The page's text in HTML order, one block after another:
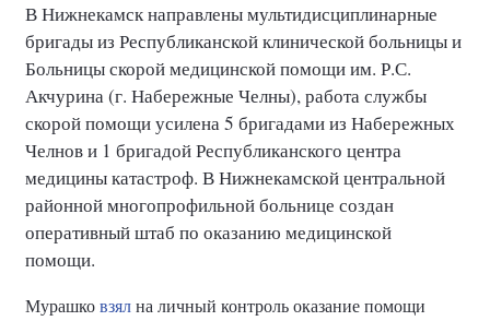
В Нижнекамск направлены мультидисциплинарные
бригады из Республиканской клинической больницы и
Больницы скорой медицинской помощи им. Р.С.
Акчурина (г. Набережные Челны), работа службы
скорой помощи усилена 5 бригадами из Набережных
Челнов и 1 бригадой Республиканского центра
медицины катастроф. В Нижнекамской центральной
районной многопрофильной больнице создан
оперативный штаб по оказанию медицинской
помощи.
Мурашковзялна личный контроль оказание помощи